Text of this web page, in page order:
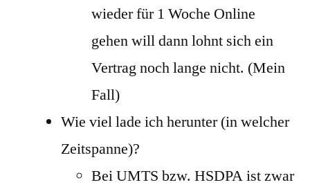
wieder für 1 Woche Online
gehen will dann lohnt sich ein
Vertrag noch lange nicht. (Mein
Fall)
Wie viel lade ich herunter (in welcher
Zeitspanne)?
Bei UMTS bzw. HSDPA ist zwar